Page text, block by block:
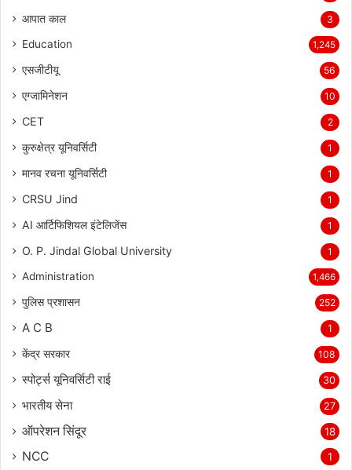
आपात काल 3
Education 1,245
एसजीटीयू 56
एग्जामिनेशन 10
CET 2
कुरुक्षेत्र यूनिवर्सिटी 1
मानव रचना यूनिवर्सिटी 1
CRSU Jind 1
AI आर्टिफिशियल इंटेलिजेंस 1
O. P. Jindal Global University 1
Administration 1,466
पुलिस प्रशासन 252
A C B 1
केंद्र सरकार 108
स्पोर्ट्स यूनिवर्सिटी राई 30
भारतीय सेना 27
ऑपरेशन सिंदूर 18
NCC 1